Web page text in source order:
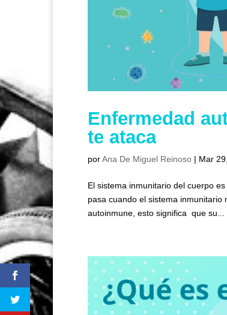
Enfermedad
te ataca
porAna De Miguel Reinoso | Mar
El sistema inmunitario del cuerpo
pasa cuando el sistema
autoinmune, esto significa que su...